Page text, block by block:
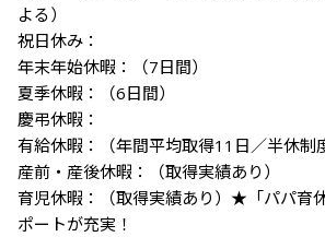
よる）
祝日休み：
年末年始休暇：（7日間）
夏季休暇：（6日間）
慶弔休暇：
有給休暇：（年間平均取得11日／半休制
産前・産後休暇：（取得実績あり）
育児休暇：（取得実績あり）★「パパ育
ポートが充実！